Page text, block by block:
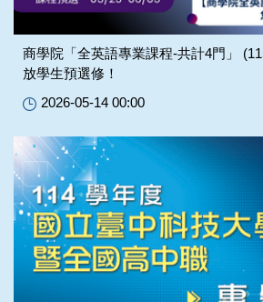
商學院「全英語專業課程-共計4門」
放學生預選修！
2026-05-14 00:00